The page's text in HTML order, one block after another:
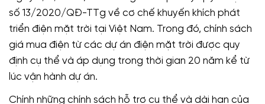
số 13/2020/QĐ-TTg về cơ chế khuyến khích phát
triển điện mặt trời tại Việt Nam. Trong đó, chính sách
giá mua điện từ các dự án điện mặt trời được quy
định cụ thể và áp dụng trong thời gian 20 năm kể từ
lúc vận hành dự án.
Chính những chính sách hỗ trợ cụ thể và dài hạn của